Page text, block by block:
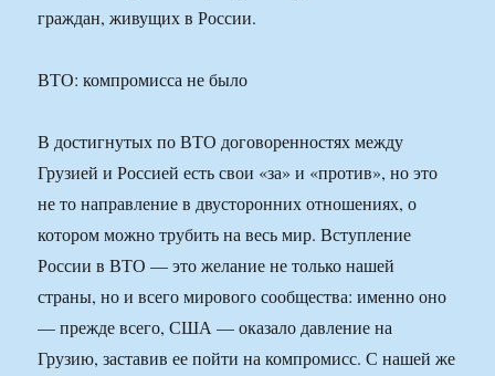
граждан, живущих в России.
ВТО: компромисса не было
В достигнутых по ВТО договоренностях между
Грузией и Россией есть свои «за» и «против», но это
не то направление в двусторонних отношениях, о
котором можно трубить на весь мир. Вступление
России в ВТО — это желание не только нашей
страны, но и всего мирового сообщества: именно оно
— прежде всего, США — оказало давление на
Грузию, заставив ее пойти на компромисс. С нашей же